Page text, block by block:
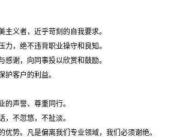
义者，近乎苛刻的自我要求。
，绝不违背职业操守和良知。
谢，向同事投以欣赏和鼓励。
客户的利益。
声誉、尊重同行。
不忽悠，不扯淡。
势。凡是偏离我们专业领域，我们必须谢绝。